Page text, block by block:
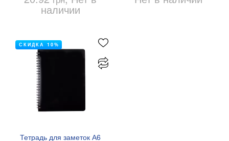
наличии
Тетрадь для заметок А6
СКИДКА 10%